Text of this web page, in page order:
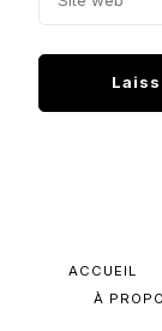
ACCUEIL
À